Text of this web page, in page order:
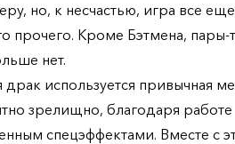
но, к несчастью, игра все еще
прочего. Кроме Бэтмена, пары-
нет.
используется привычная
зрелищно, благодаря работе
спецэффектами. Вместе с